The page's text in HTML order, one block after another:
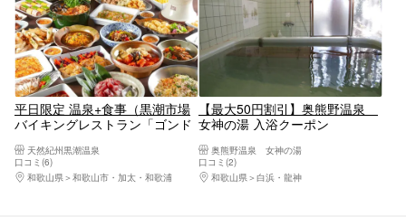
平日限定 温泉+食事（黒潮市場
バイキングレストラン「ゴンド
ン＊利用不可日あり
天然紀州黒潮温泉
口コミ(6)
和歌山県
和歌山市・加太・和歌浦
【最大50円割引】奥熊野温泉
女神の湯 入浴クーポン
奥熊野温泉 女神の湯
口コミ(2)
和歌山県
白浜・龍神